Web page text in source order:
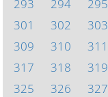
293
294 295
301
302 303
309
310 311
317
318 319
325
326 327